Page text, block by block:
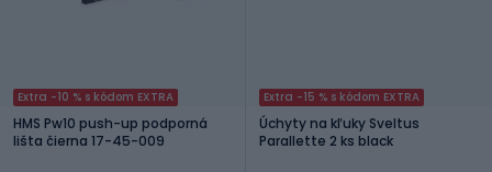
Extra -10 % s kódom EXTRA
HMS Pw10 push-up podporná
lišta čierna 17-45-009
Extra -15 % s kódom EXTRA
Úchyty na kľuky Sveltus
Parallette 2 ks black